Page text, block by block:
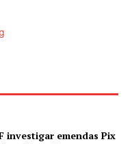
investigar emendas Pix